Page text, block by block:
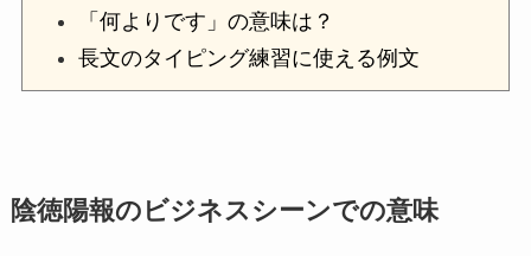
「何よりです」の意味は？
長文のタイピング練習に使える例文
陰徳陽報のビジネスシーンでの意味